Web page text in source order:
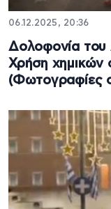
06.12.2025, 20:36
Δολοφονία του
Χρήση χημικών
(Φωτογραφίες